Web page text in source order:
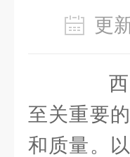
更
西门
至关重要
和质量。